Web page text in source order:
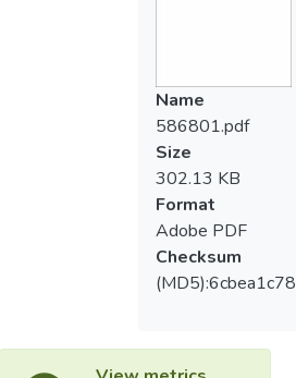
Name
586801.pdf
Size
302.13 KB
Format
Adobe PDF
Checksum